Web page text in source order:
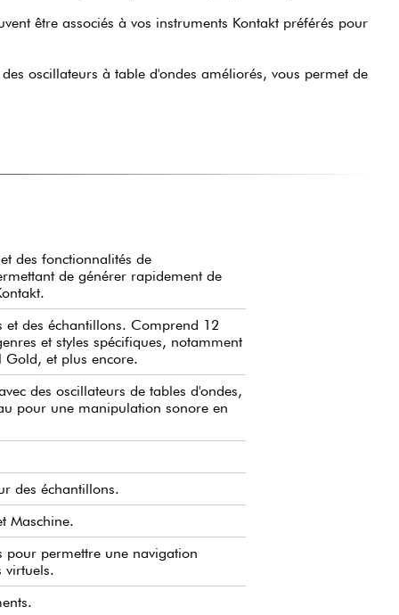
être associés à vos instruments Kontakt préférés pour
oscillateurs à table d'ondes améliorés, vous permet de
des fonctionnalités de
de générer rapidement de
des échantillons. Comprend 12
et styles spécifiques, notamment
Gold, et plus encore.
des oscillateurs de tables d'ondes,
pour une manipulation sonore en
des échantillons.
Maschine.
pour permettre une navigation
virtuels.